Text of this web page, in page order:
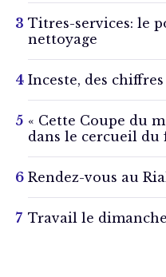
Titres-services: le
nettoyage
Inceste, des chiffres
« Cette Coupe du
dans le cercueil du
Rendez-vous au
Travail le